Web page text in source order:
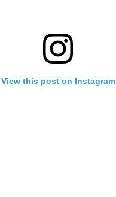
View this post on Instagram